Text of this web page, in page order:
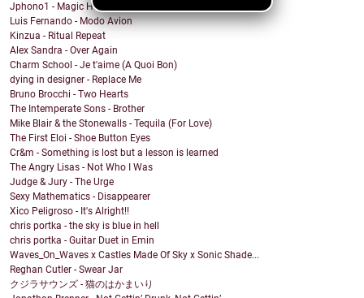
Jphono1 - Magic Here
Luis Fernando - Modo Avion
Kinzua - Ritual Repeat
Alex Sandra - Over Again
Charm School - Je t'aime (A Quoi Bon)
dying in designer - Replace Me
Bruno Brocchi - Two Hearts
The Intemperate Sons - Brother
Mike Blair & the Stonewalls - Tequila (For Love)
The First Eloi - Shoe Button Eyes
Cr&m - Something is lost but a lesson is learned
The Angry Lisas - Not Who I Was
Judge & Jury - The Urge
Sexy Mathematics - Disappearer
Xico Peligroso - It's Alright!!
chris portka - the sky is blue in hell
chris portka - Guitar Duet in Emin
Waves_On_Waves x Castles Made Of Sky x Sonic Shade...
Reghan Cutler - Swear Jar
クジラサウンズ - 猫のはかまいり